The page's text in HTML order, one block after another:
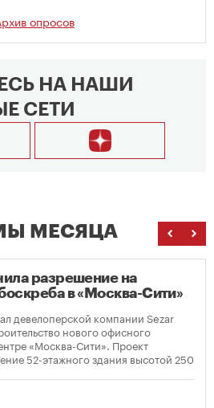
опросов
НА НАШИ
СЕТИ
МЕСЯЦА
разрешение на
в «Москва-Сити»
девелоперской компании Sezar
нового офисного
«Москва-Сити». Проект
52-этажного здания высотой 250